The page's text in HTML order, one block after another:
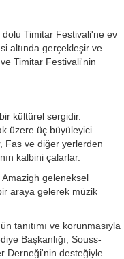
dolu Timitar Festivali'ne ev
altında gerçekleşir ve
Timitar Festivali'nin
kültürel sergidir.
üzere üç büyüleyici
Fas ve diğer yerlerden
kalbini çalarlar.
geleneksel
araya gelerek müzik
tanıtımı ve korunmasıyla
Başkanlığı, Souss-
Derneği'nin desteğiyle